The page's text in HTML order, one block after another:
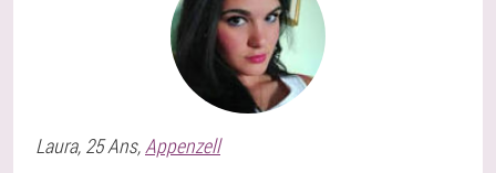
Laura, 25 Ans,Appenzell